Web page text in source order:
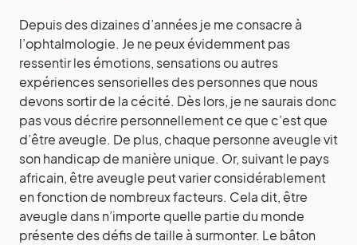
Depuis des dizaines d’années je me consacre à
l’ophtalmologie. Je ne peux évidemment pas
ressentir les émotions, sensations ou autres
expériences sensorielles des personnes que nous
devons sortir de la cécité. Dès lors, je ne saurais donc
pas vous décrire personnellement ce que c’est que
d’être aveugle. De plus, chaque personne aveugle vit
son handicap de manière unique. Or, suivant le pays
africain, être aveugle peut varier considérablement
en fonction de nombreux facteurs. Cela dit, être
aveugle dans n’importe quelle partie du monde
présente des défis de taille à surmonter. Le bâton